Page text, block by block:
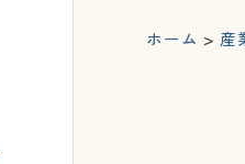
ホーム > 産